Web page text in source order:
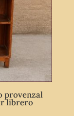
provenzal
librero